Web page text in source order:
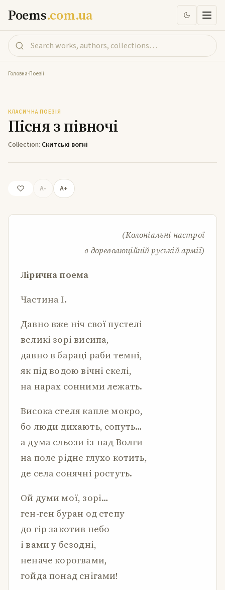
Poems.com.ua
Головна-Поезії
КЛАСИЧНА ПОЕЗІЯ
Пісня з півночі
Collection: Скитські вогні
A- A+
(Колоніальні настрої
в дореволюційній руській армії)
Лірична поема
Частина I.
Давно вже ніч свої пустелі
великі зорі висипа,
давно в бараці раби темні,
як під водою вічні скелі,
на нарах сонними лежать.
Висока стеля капле мокро,
бо люди дихають, сопуть…
а дума сльози із-над Волги
на поле рідне глухо котить,
де села сонячні ростуть.
Ой думи мої, зорі…
ген-ген буран од степу
до гір закотив небо
і вами у безодні,
неначе корогвами,
гойда понад снігами!